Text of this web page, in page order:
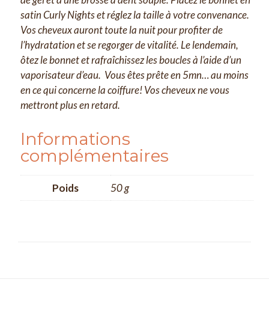
satin Curly Nights et réglez la taille à votre convenance.
Vos cheveux auront toute la nuit pour profiter de
l’hydratation et se regorger de vitalité. Le lendemain,
ôtez le bonnet et rafraîchissez les boucles à l’aide d’un
vaporisateur d’eau. Vous êtes prête en 5mn… au moins
en ce qui concerne la coiffure! Vos cheveux ne vous
mettront plus en retard.
Informations
complémentaires
Poids 50 g